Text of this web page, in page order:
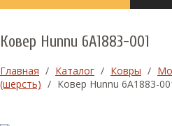
Ковер Hunnu 6A1883-001
Главная / Каталог / Ковры /
(шерсть) / Ковер Hunnu 6A1883-